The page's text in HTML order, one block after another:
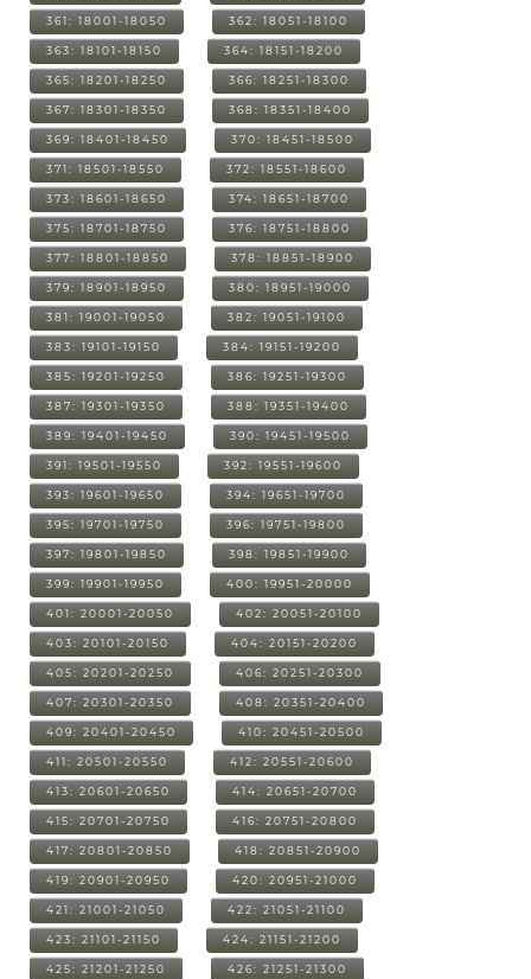
361: 18001-18050 362: 18051-18100
363: 18101-18150 364: 18151-18200
365: 18201-18250 366: 18251-18300
367: 18301-18350 368: 18351-18400
369: 18401-18450 370: 18451-18500
371: 18501-18550 372: 18551-18600
373: 18601-18650 374: 18651-18700
375: 18701-18750 376: 18751-18800
377: 18801-18850 378: 18851-18900
379: 18901-18950 380: 18951-19000
381: 19001-19050 382: 19051-19100
383: 19101-19150 384: 19151-19200
385: 19201-19250 386: 19251-19300
387: 19301-19350 388: 19351-19400
389: 19401-19450 390: 19451-19500
391: 19501-19550 392: 19551-19600
393: 19601-19650 394: 19651-19700
395: 19701-19750 396: 19751-19800
397: 19801-19850 398: 19851-19900
399: 19901-19950 400: 19951-20000
401: 20001-20050 402: 20051-20100
403: 20101-20150 404: 20151-20200
405: 20201-20250 406: 20251-20300
407: 20301-20350 408: 20351-20400
409: 20401-20450 410: 20451-20500
411: 20501-20550 412: 20551-20600
413: 20601-20650 414: 20651-20700
415: 20701-20750 416: 20751-20800
417: 20801-20850 418: 20851-20900
419: 20901-20950 420: 20951-21000
421: 21001-21050 422: 21051-21100
423: 21101-21150 424: 21151-21200
425: 21201-21250 426: 21251-21300